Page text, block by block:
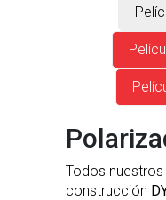
Todos
construcción